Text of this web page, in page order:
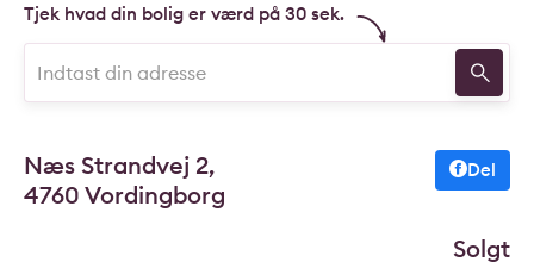
Tjek hvad din bolig er værd på 30 sek.
Næs Strandvej 2,
4760 Vordingborg
Del
Solgt